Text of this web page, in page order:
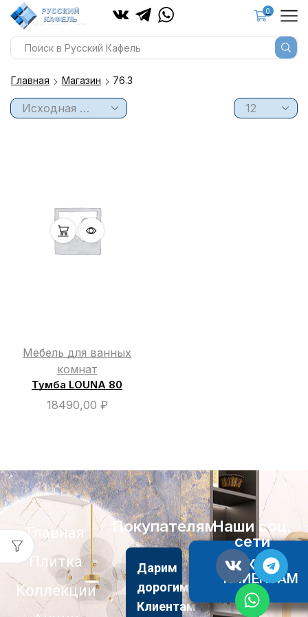
0
Главная Магазин 76.3
Мебель для ванных
комнат
Тумба LOUNA 80
18490,00 ₽
Главная
Плитка
Коллекции
Покупателям
Дарим
дорогим
Клиентам
АКЦИИ
КЛИЕНТАМ
Наши соц.
сети